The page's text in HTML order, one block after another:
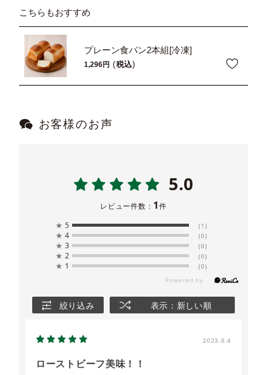
こちらもおすすめ
プレーン食パン2本組[冷凍]
1,296 税込
お客様のお声
5.0
レビュー件数： 1件
★ 5 (1)
★ 4 (0)
★ 3 (0)
★ 2 (0)
★ 1 (0)
絞り込み 表示：新しい順
2023.6.4
ローストビーフ美味！！